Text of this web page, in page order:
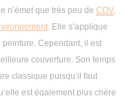
n’émet que très peu de COV,
. Elle s’applique
Cependant, il est
couverture. Son temps
classique puisqu’il faut
est également plus chère